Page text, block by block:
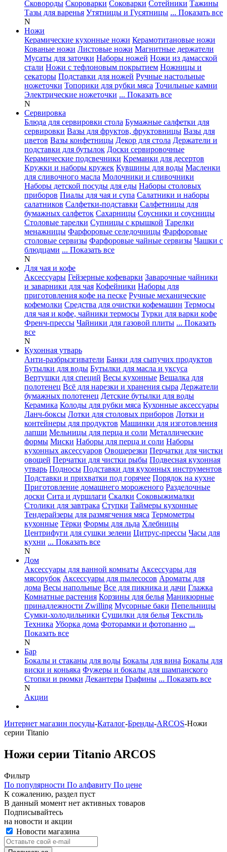
Сковороды Скороварки Соковарки Сотейники Тажины
Тазы для варенья Утятницы и Гусятницы ... Показать все
N
Ножи
Керамические кухонные ножи Керамотитановые ножи
Кованые ножи Листовые ножи Магнитные держатели
Мусаты для заточки Наборы ножей Ножи из дамасской
стали Ножи с тефлоновым покрытием Ножницы и
секаторы Подставки для ножей Ручные настольные
ножеточки Топорики для рубки мяса Точильные камни
Электрические ножеточки ... Показать все
N
Сервировка
Блюда для сервировки стола Бумажные салфетки для
сервировки Вазы для фруктов, фруктовницы Вазы для
цветов Вазы конфетницы Декор для стола Держатели и
подставки для бутылок Доски сервировочные
Керамические подсвечники Креманки для десертов
Кружки и наборы кружек Кувшины для воды Масленки
для сливочного масла Молочники и сливочники
Наборы детской посуды для еды Наборы столовых
приборов Пиалы для чая и супа Салатники и наборы
салатников Салфетки-подставки Салфетницы для
бумажных салфеток Сахарницы Соусники и соусницы
Столовые тарелки Супницы с крышкой Тарелки
менажницы Фарфоровые селедочницы Фарфоровые
столовые сервизы Фарфоровые чайные сервизы Чашки с
блюдцами ... Показать все
N
Для чая и кофе
Аксессуары Гейзерные кофеварки Заварочные чайники
и заварники для чая Кофейники Наборы для
приготовления кофе на песке Ручные механические
кофемолки Средства для очистки кофемашин Термосы
для чая и кофе, чайники термосы Турки для варки кофе
Френч-прессы Чайники для газовой плиты ... Показать
все
N
Кухонная утварь
Анти-разбрызгиватели Банки для сыпучих продуктов
Бутылки для воды Бутылки для масла и уксуса
Вертушки для специй Весы кухонные Вешалка для
полотенец Всё для нарезки и хранения сыра Держатели
бумажных полотенец Детские бутылки для воды
Керамика Колоды для рубки мяса Кухонные аксессуары
Ланч-боксы Лотки для столовых приборов Лотки и
контейнеры для продуктов Машинки для изготовления
лапши Мельницы для перца и соли Металлические
формы Миски Наборы для перца и соли Наборы
кухонных аксессуаров Овощерезки Перчатки для чистки
овощей Перчатки для чистки рыбы Подвесная кухонная
утварь Подносы Подставки для кухонных инструментов
Подставки и прихватки под горячее Порядок на кухне
Приготовление домашнего мороженого Разделочные
доски Сита и дуршлаги Скалки Соковыжималки
Столики для завтрака Ступки Таймеры кухонные
Тендерайзеры для размягчения мяса Термометры
кухонные Тёрки Формы для льда Хлебницы
Центрифуги для сушки зелени Цитрус-прессы Часы для
кухни ... Показать все
N
Дом
Аксессуары для ванной комнаты Аксессуары для
мясорубок Аксессуары для пылесосов Ароматы для
дома Весы напольные Все для пикника и дачи Глажка
Комнатные растения Корзины для белья Маникюрные
принадлежности Zwilling Мусорные баки Пепельницы
Сумки-холодильники Сушилки для белья Текстиль
Техника Уборка дома Фоторамки и фотопанно ...
Показать все
N
Бар
Бокалы и стаканы для воды Бокалы для вина Бокалы для
виски и коньяка Фужеры и бокалы для шампанского
Стопки и рюмки Декантеры Графины ... Показать все
N
Акции
Интернет магазин посуды-Каталог-Бренды-ARCOS-Ножи
серии Titanio
Ножи серии Titanio ARCOS
Фильтр
По популярности По алфавиту По цене
К сожалению, раздел пуст
В данный момент нет активных товаров
Подписывайтесь
на новости и акции
Новости магазина